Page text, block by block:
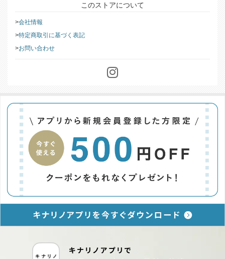
このストアについて
会社情報
特定商取引に基づく表記
お問い合わせ